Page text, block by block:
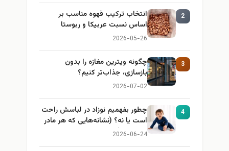
2
انتخاب ترکیب قهوه مناسب بر
اساس نسبت عربیکا و ربوستا
2026-05-26
3
چگونه ویترین مغازه را بدون
بازسازی، جذاب‌تر کنیم؟
2026-07-02
4
چطور بفهمیم نوزاد در لباسش راحت
است یا نه؟ (نشانه‌هایی که هر مادر
باید بداند)
2026-06-24